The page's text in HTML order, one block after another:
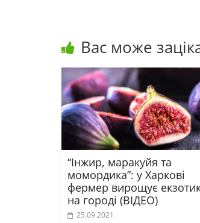
Вас може
“Інжир, маракуйя та
момордика”: у Харкові
фермер вирощує
на городі (ВІДЕО)
25.09.2021